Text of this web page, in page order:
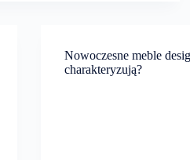
Nowoczesne meble
charakteryzują?